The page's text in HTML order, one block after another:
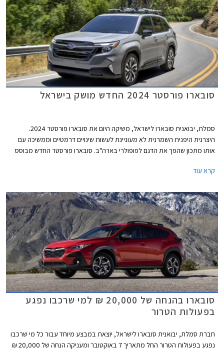
סובארו פורסטר 2024 החדש מושק בישראל
סמלת, יבואנית סובארו לישראל, משיקה היום את סובארו פורסטר 2024.
היצרנית היפנית השמרנית לא מעוניינת לעשות שינויים דרמטיים וממשיכה עם
אותו מתכון שהפך את הדגם לפופולרי בארה"ב. סובארו פורסטר החדש מבוסס
2.5 ליטרים אך העיצוב חדש, רשימת האבזור שופרה ומערכות הבטיחות שודרגו.
קרא עוד
סובארו בהנחה של 20,000 ₪ למי שרכבו נפגע
בפעולות הטרור
חברת סמלת, יבואנית סובארו לישראל, יוצאת במבצע מיוחד עבור כל מי שרכבו
נפגע בפעולות הטרור החל מתאריך 7 באוקטובר ומעניקה הנחה של 20,000 ₪